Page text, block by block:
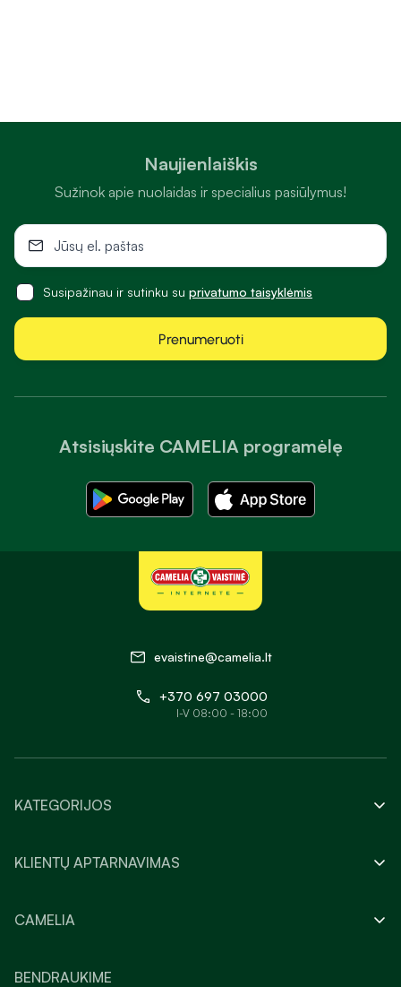
Atsisiųskite CAMELIA programėlę
Naujienlaiškis
Sužinok apie nuolaidas ir specialius pasiūlymus!
Susipažinau ir sutinku su privatumo taisyklėmis
Prenumeruoti
evaistine@camelia.lt
+370 697 03000
I-V 08:00 - 18:00
KATEGORIJOS
KLIENTŲ APTARNAVIMAS
CAMELIA
BENDRAUKIME